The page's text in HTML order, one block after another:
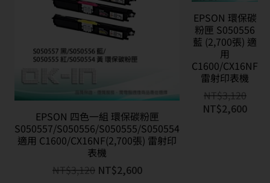
EPSON 四色一組 環保碳粉匣
S050557/S050556/S050555/S050554
適用 C1600/CX16NF(2,700張) 雷射印
表機
NT$3,120 NT$2,600
EPSON 環保碳
粉匣 S050556
藍 (2,700張) 適
用
C1600/CX16NF
雷射印表機
NT$3,120
NT$2,600